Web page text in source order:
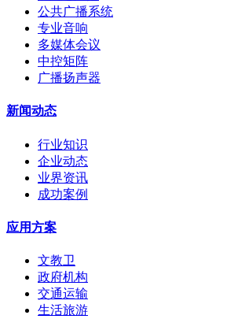
公共广播系统
专业音响
多媒体会议
中控矩阵
广播扬声器
新闻动态
行业知识
企业动态
业界资讯
成功案例
应用方案
文教卫
政府机构
交通运输
生活旅游